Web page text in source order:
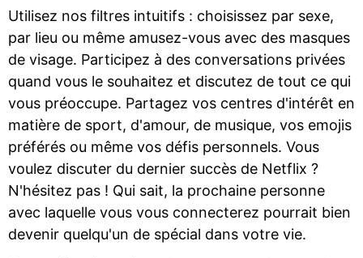
Utilisez nos filtres intuitifs : choisissez par sexe,
par lieu ou même amusez-vous avec des masques
de visage. Participez à des conversations privées
quand vous le souhaitez et discutez de tout ce qui
vous préoccupe. Partagez vos centres d'intérêt en
matière de sport, d'amour, de musique, vos emojis
préférés ou même vos défis personnels. Vous
voulez discuter du dernier succès de Netflix ?
N'hésitez pas ! Qui sait, la prochaine personne
avec laquelle vous vous connecterez pourrait bien
devenir quelqu'un de spécial dans votre vie.